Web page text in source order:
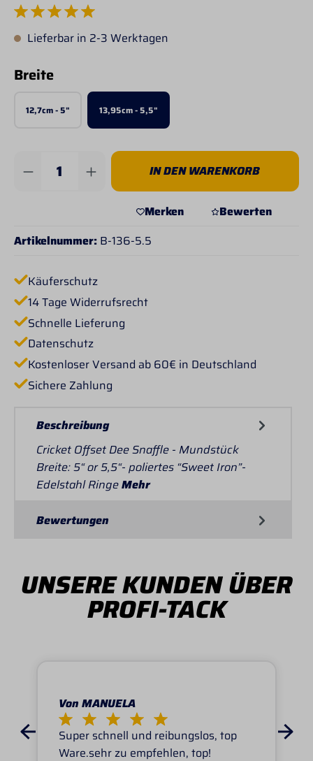
Durchschnittliche Bewertung von 5 von 5 Sternen
Lieferbar in 2-3 Werktagen
Breiteauswählen
12,7cm - 5" 13,95cm - 5,5"
Produkt Anzahl: Gib den gewünschten
IN DEN WARENKORB
Merken
Bewerten
Artikelnummer: B-136-5.5
Käuferschutz
14 Tage Widerrufsrecht
Schnelle Lieferung
Datenschutz
Kostenloser Versand ab 60€ in Deutschland
Sichere Zahlung
Beschreibung
Cricket Offset Dee Snaffle - Mundstück
Breite: 5“ or 5,5“- poliertes “Sweet Iron”-
Edelstahl RingeMehr
Bewertungen
UNSERE KUNDEN ÜBER
PROFI-TACK
Von MANUELA
Super schnell und reibungslos, top
Ware.sehr zu empfehlen, top!